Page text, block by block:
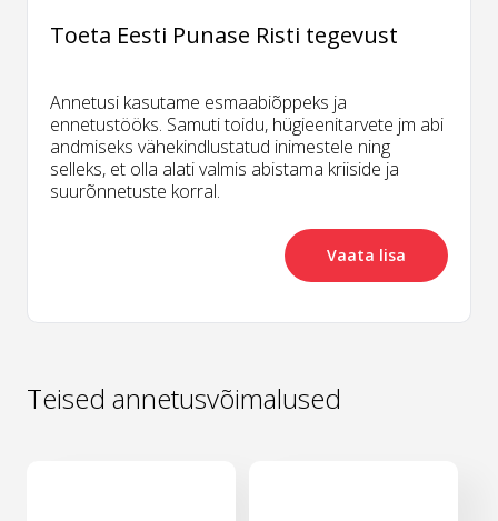
Toeta Eesti Punase Risti tegevust
Annetusi kasutame esmaabiõppeks ja
ennetustööks. Samuti toidu, hügieenitarvete jm abi
andmiseks vähekindlustatud inimestele ning
selleks, et olla alati valmis abistama kriiside ja
suurõnnetuste korral.
Vaata lisa
Teised annetusvõimalused